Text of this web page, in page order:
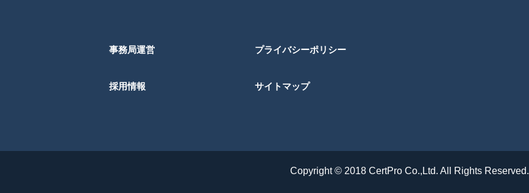
事務局運営
採用情報
プライバシーポリシー
サイトマップ
Copyright © 2018 CertPro Co.,Ltd. All Rights Reserved.